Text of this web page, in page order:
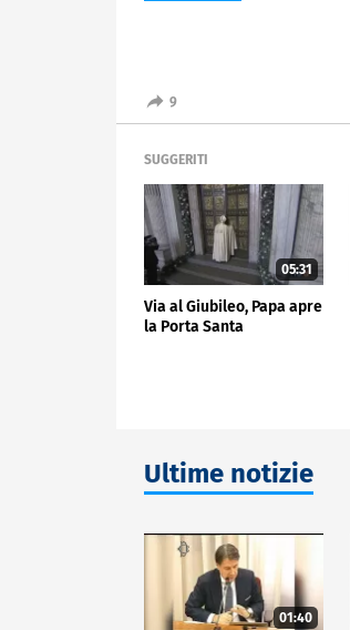
9
SUGGERITI
05:31
Via al Giubileo, Papa apre
la Porta Santa
Ultime notizie
01:40